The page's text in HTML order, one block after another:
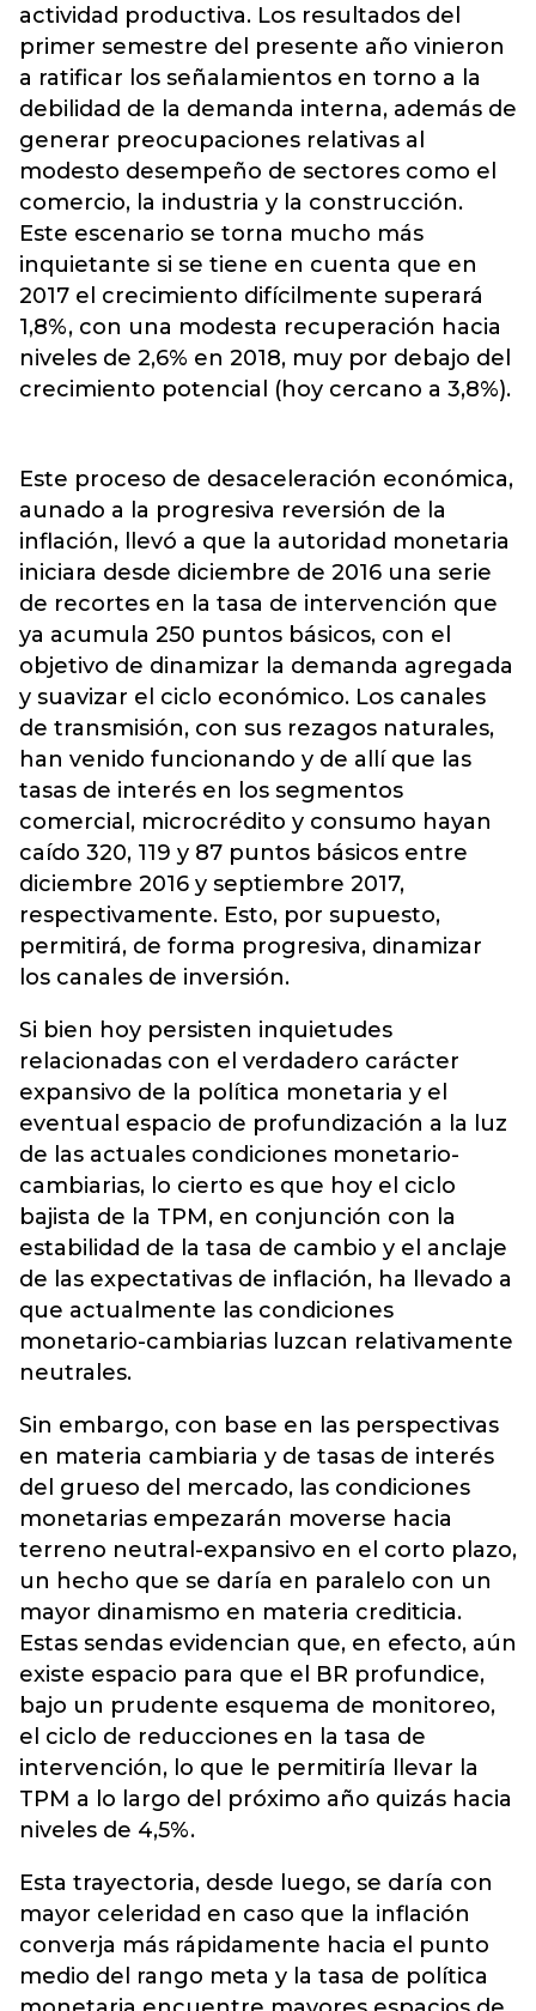
actividad productiva. Los resultados del
primer semestre del presente año vinieron
a ratificar los señalamientos en torno a la
debilidad de la demanda interna, además de
generar preocupaciones relativas al
modesto desempeño de sectores como el
comercio, la industria y la construcción.
Este escenario se torna mucho más
inquietante si se tiene en cuenta que en
2017 el crecimiento difícilmente superará
1,8%, con una modesta recuperación hacia
niveles de 2,6% en 2018, muy por debajo del
crecimiento potencial (hoy cercano a 3,8%).
Este proceso de desaceleración económica,
aunado a la progresiva reversión de la
inflación, llevó a que la autoridad monetaria
iniciara desde diciembre de 2016 una serie
de recortes en la tasa de intervención que
ya acumula 250 puntos básicos, con el
objetivo de dinamizar la demanda agregada
y suavizar el ciclo económico. Los canales
de transmisión, con sus rezagos naturales,
han venido funcionando y de allí que las
tasas de interés en los segmentos
comercial, microcrédito y consumo hayan
caído 320, 119 y 87 puntos básicos entre
diciembre 2016 y septiembre 2017,
respectivamente. Esto, por supuesto,
permitirá, de forma progresiva, dinamizar
los canales de inversión.
Si bien hoy persisten inquietudes
relacionadas con el verdadero carácter
expansivo de la política monetaria y el
eventual espacio de profundización a la luz
de las actuales condiciones monetario-
cambiarias, lo cierto es que hoy el ciclo
bajista de la TPM, en conjunción con la
estabilidad de la tasa de cambio y el anclaje
de las expectativas de inflación, ha llevado a
que actualmente las condiciones
monetario-cambiarias luzcan relativamente
neutrales.
Sin embargo, con base en las perspectivas
en materia cambiaria y de tasas de interés
del grueso del mercado, las condiciones
monetarias empezarán moverse hacia
terreno neutral-expansivo en el corto plazo,
un hecho que se daría en paralelo con un
mayor dinamismo en materia crediticia.
Estas sendas evidencian que, en efecto, aún
existe espacio para que el BR profundice,
bajo un prudente esquema de monitoreo,
el ciclo de reducciones en la tasa de
intervención, lo que le permitiría llevar la
TPM a lo largo del próximo año quizás hacia
niveles de 4,5%.
Esta trayectoria, desde luego, se daría con
mayor celeridad en caso que la inflación
converja más rápidamente hacia el punto
medio del rango meta y la tasa de política